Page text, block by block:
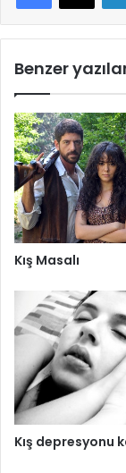
Benzer
Kış Masalı
Kış depresyonu